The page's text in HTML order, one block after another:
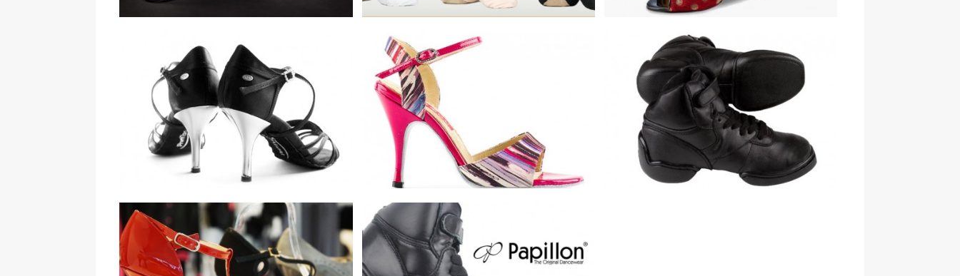
Diamant dansschoenen Balletschoenen Arnhem Tangoschoenen Arnhem
Latin dansschoenen Tango dansschoenen in Arnhem